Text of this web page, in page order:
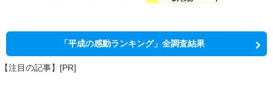
「平成の感動ランキング」全調査結果
【注目の記事】[PR]